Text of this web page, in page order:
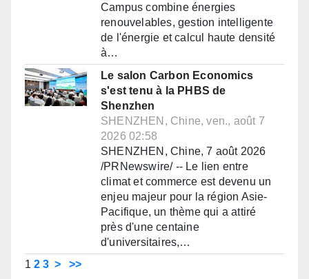
Campus combine énergies
renouvelables, gestion intelligente
de l'énergie et calcul haute densité
à…
Le salon Carbon Economics
s'est tenu à la PHBS de
Shenzhen
SHENZHEN, Chine, ven., août 7
2026 02:58
SHENZHEN, Chine, 7 août 2026
/PRNewswire/ -- Le lien entre
climat et commerce est devenu un
enjeu majeur pour la région Asie-
Pacifique, un thème qui a attiré
près d'une centaine
d'universitaires,…
1 2 3 > >>